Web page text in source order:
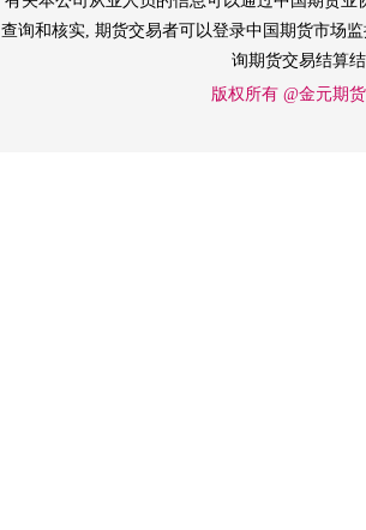
查询和核实, 期货交易者可以登录中国期货市场
询期货交易结算
版权所有 @金元期